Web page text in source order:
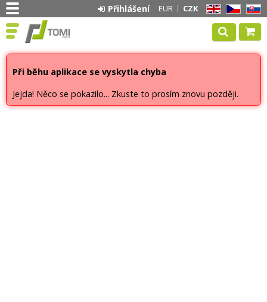
EN CZ SK
EUR CZK
Přihlášení
Při běhu aplikace se vyskytla chyba
Jejda! Něco se pokazilo... Zkuste to prosím znovu později.